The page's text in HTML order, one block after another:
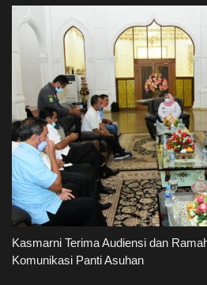
Kasmarni Terima Audiensi dan
Komunikasi Panti Asuhan